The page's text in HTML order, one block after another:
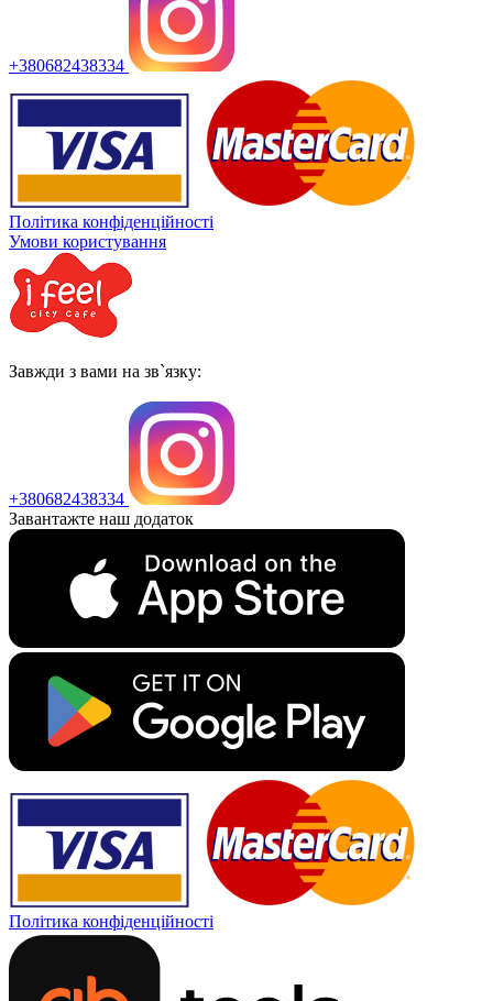
+380682438334
Політика конфіденційності
Умови користування
Завжди з вами на зв`язку:
+380682438334
Завантажте наш додаток
Політика конфіденційності